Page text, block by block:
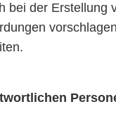
bei der Erstellung